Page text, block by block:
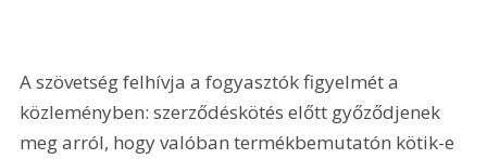
A szövetség felhívja a fogyasztók figyelmét a
közleményben: szerződéskötés előtt győződjenek
meg arról, hogy valóban termékbemutatón kötik-e